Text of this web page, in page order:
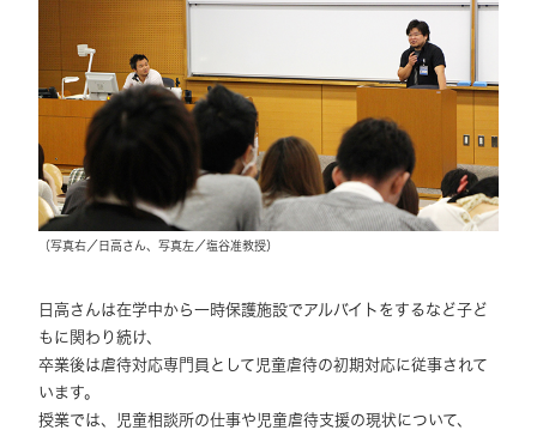
（写真右／日高さん、写真左／塩谷准教授）
日高さんは在学中から一時保護施設でアルバイトをするなど子ど
もに関わり続け、
卒業後は虐待対応専門員として児童虐待の初期対応に従事されて
います。
授業では、児童相談所の仕事や児童虐待支援の現状について、